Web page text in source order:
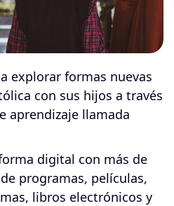
explorar formas nuevas
con sus hijos a través
aprendizaje llamada
digital con más de
programas, películas,
libros electrónicos y